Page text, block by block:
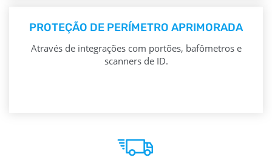
PROTEÇÃO DE PERÍMETRO APRIMORADA
Através de integrações com portões, bafômetros e
scanners de ID.